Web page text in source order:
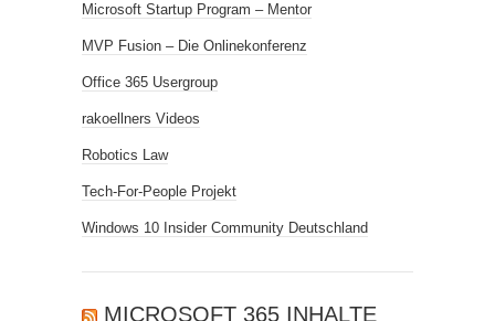
Microsoft Startup Program – Mentor
MVP Fusion – Die Onlinekonferenz
Office 365 Usergroup
rakoellners Videos
Robotics Law
Tech-For-People Projekt
Windows 10 Insider Community Deutschland
MICROSOFT 365 INHALTE